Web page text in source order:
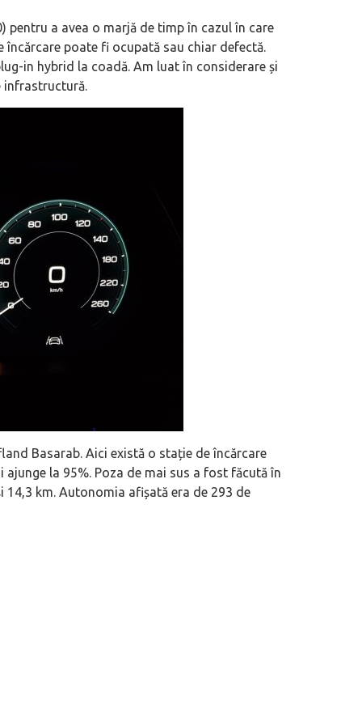
a avea o marjă de timp în cazul în care
încărcare poate fi ocupată sau chiar defectă.
in hybrid la coadă. Am luat în considerare și
infrastructură.
Basarab. Aici există o stație de încărcare
la 95%. Poza de mai sus a fost făcută în
km. Autonomia afișată era de 293 de